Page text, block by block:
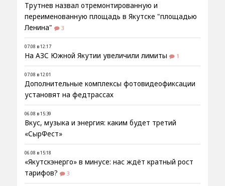
Трутнев назвал отремонтированную и
переименованную площадь в Якутске "площадью
Ленина"
3
07.08 в 12:17
На АЗС Южной Якутии увеличили лимиты 1
07.08 в 12:01
Дополнительные комплексы фотовидеофиксации
установят на федтрассах
06.08 в 15:39
Вкус, музыка и энергия: каким будет третий
«СырФест»
06.08 в 15:18
«Якутскэнерго» в минусе: нас ждёт кратный рост
тарифов?
3